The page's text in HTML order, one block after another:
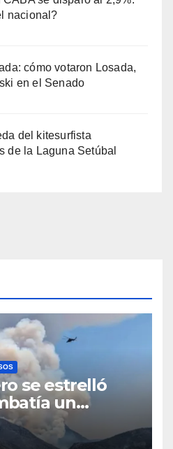
nacional?
cómo votaron Losada,
en el Senado
del kitesurfista
de la Laguna Setúbal
se estrelló
un
en Utah